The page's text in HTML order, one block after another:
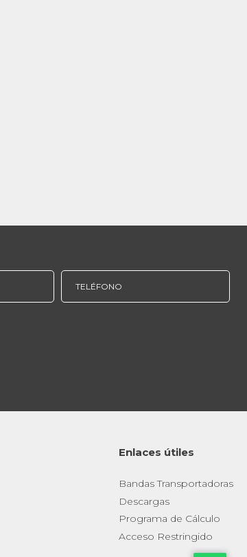
Enlaces útiles
Bandas Transportadoras
Descargas
Programa de Cálculo
Acceso Restringido